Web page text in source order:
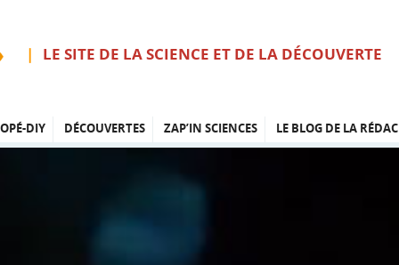
LE SITE DE LA SCIENCE ET DE LA DÉCOUVERTE
DIY DÉCOUVERTES ZAP’IN SCIENCES LE BLOG DE LA RÉDAC